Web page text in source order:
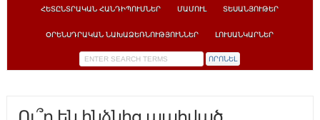
ՀԵՏԸՆՏՐԱԿԱՆ ՀԱՆԴԻՊՈՒՄՆԵՐ ՄԱՄՈՒԼ ՏԵՍԱՆՅՈՒԹԵՐ
ՕՐԵՆՍԴՐԱԿԱՆ ՆԱԽԱՁԵՌՆՈՒԹՅՈՒՆՆԵՐ ԼՈՒՍԱՆԿԱՐՆԵՐ